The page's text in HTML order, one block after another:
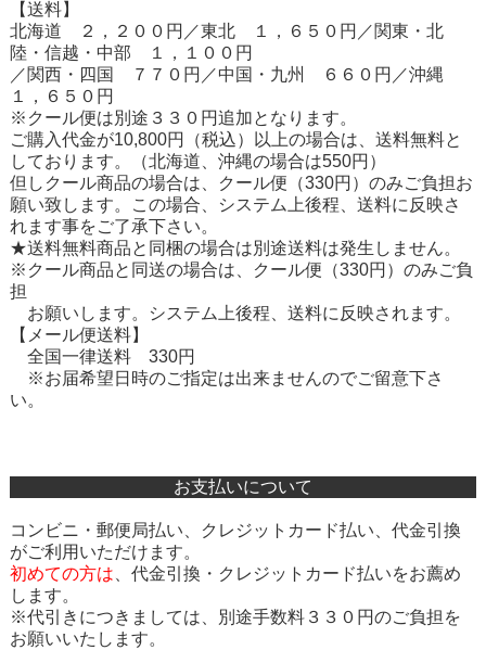
【送料】
北海道 ２，２００円／東北 １，６５０円／関東・北
陸・信越・中部 １，１００円
／関西・四国 ７７０円／中国・九州 ６６０円／沖縄
１，６５０円
※クール便は別途３３０円追加となります。
ご購入代金が10,800円（税込）以上の場合は、送料無料と
しております。（北海道、沖縄の場合は550円）
但しクール商品の場合は、クール便（330円）のみご負担お
願い致します。この場合、システム上後程、送料に反映さ
れます事をご了承下さい。
★送料無料商品と同梱の場合は別途送料は発生しません。
※クール商品と同送の場合は、クール便（330円）のみご負
担
お願いします。システム上後程、送料に反映されます。
【メール便送料】
全国一律送料 330円
※お届希望日時のご指定は出来ませんのでご留意下さ
い。
お支払いについて
コンビニ・郵便局払い、クレジットカード払い、代金引換
がご利用いただけます。
初めての方は
代金引換・クレジットカード払いをお薦め
します。
※代引きにつきましては、別途手数料３３０円のご負担を
お願いいたします。